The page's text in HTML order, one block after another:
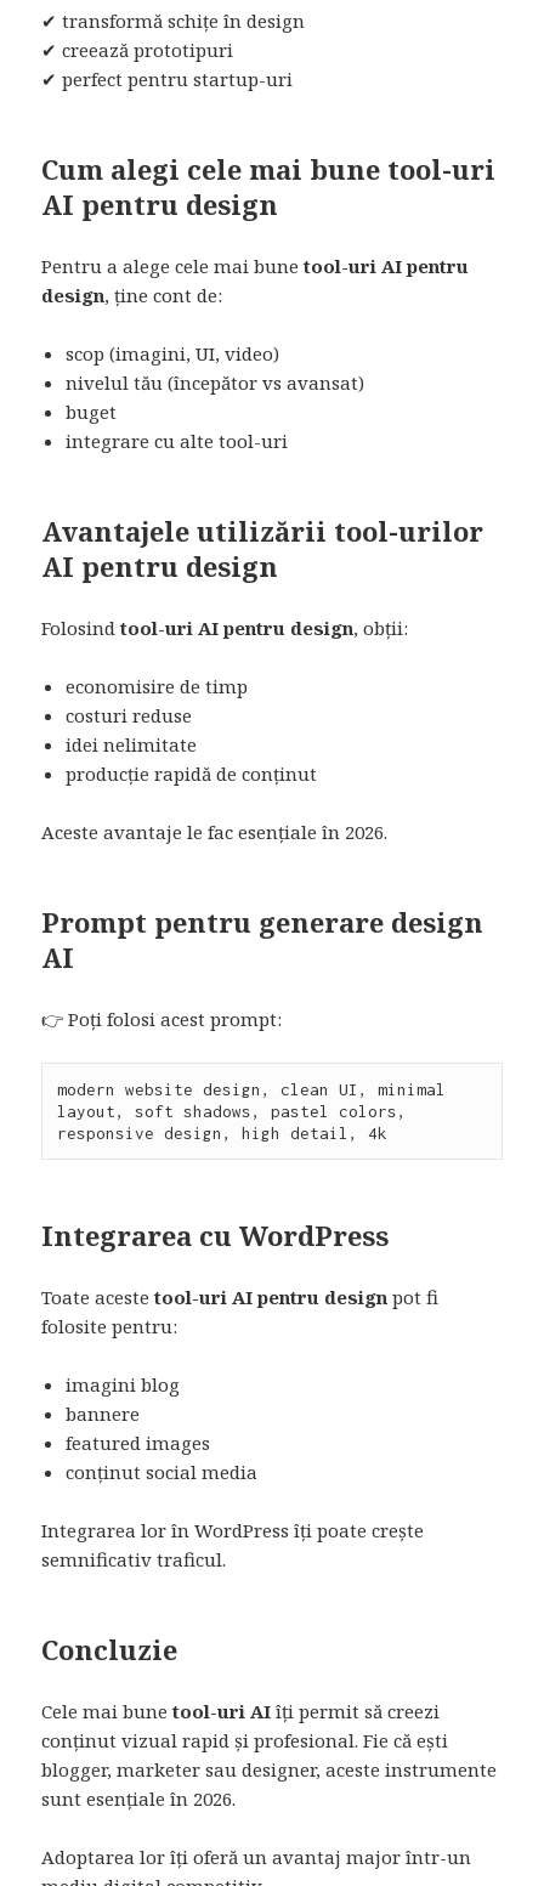
✔ transformă schițe în design
✔ creează prototipuri
✔ perfect pentru startup-uri
Cum alegi cele mai bune tool-uri
AI pentru design
Pentru a alege cele mai bunetool-uri AI pentru
design, ține cont de:
scop (imagini, UI, video)
nivelul tău (începător vs avansat)
buget
integrare cu alte tool-uri
Avantajele utilizării tool-urilor
AI pentru design
Folosindtool-uri AI pentru design, obții:
economisire de timp
costuri reduse
idei nelimitate
producție rapidă de conținut
Aceste avantaje le fac esențiale în 2026.
Prompt pentru generare design
AI
👉 Poți folosi acest prompt:
modern website design, clean UI, minimal
layout, soft shadows, pastel colors,
responsive design, high detail, 4k
Integrarea cu WordPress
Toate acestetool-uri AI pentru design pot fi
folosite pentru:
imagini blog
bannere
featured images
conținut social media
Integrarea lor în WordPress îți poate crește
semnificativ traficul.
Concluzie
Cele mai bunetool-uri AI îți permit să creezi
conținut vizual rapid și profesional. Fie că ești
blogger, marketer sau designer, aceste instrumente
sunt esențiale în 2026.
Adoptarea lor îți oferă un avantaj major într-un